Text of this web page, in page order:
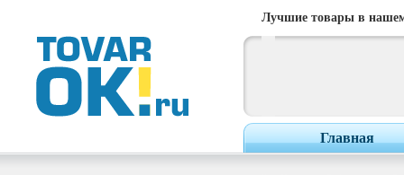
Лучшие товары в
Главная